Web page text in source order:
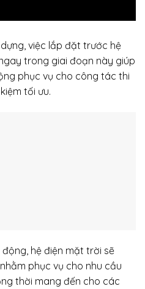
việc lắp đặt trước hệ
trong giai đoạn này giúp
phục vụ cho công tác thi
tối ưu.
hệ điện mặt trời sẽ
phục vụ cho nhu cầu
thời mang đến cho các